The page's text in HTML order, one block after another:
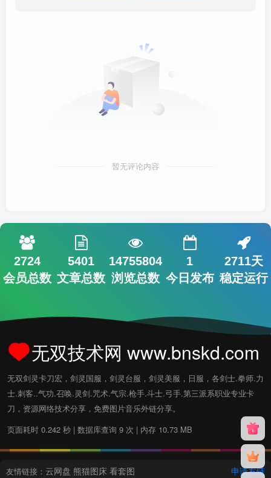
暂无评论内容
2724
会员总数
5401
文章总数
14755804
浏览总数
1
今日发布
2711天
稳定运行
无双技术网 www.bnskd.com
无双剑灵卡刀宏，剑灵国服，剑灵台服，剑灵美服，日服，各剑士.拳师.力
士.刺客..气功.召唤.灵剑.咒术.气宗.枪手.斗士.弓手.第三派系职业专业卡
刀，资源网络技术分享，免费图片音乐外链分享。
页面耗时 0.242 秒 | 数据库查询 9 次 | 内存 10.73 MB
友情链接： 云网盘 熊猫图床 看套图 申请友链